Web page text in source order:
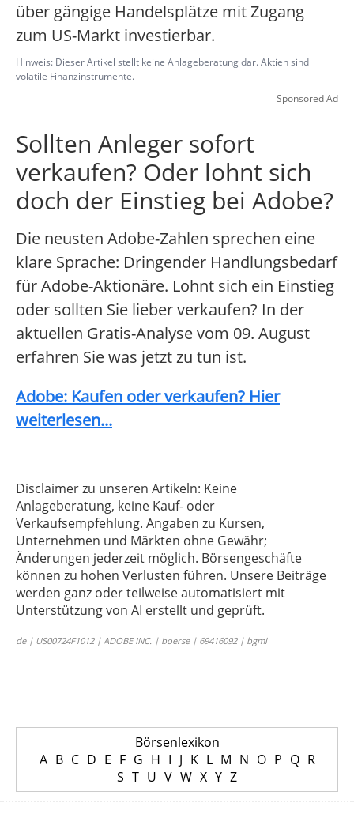
über gängige Handelsplätze mit Zugang
zum US-Markt investierbar.
Hinweis: Dieser Artikel stellt keine Anlageberatung dar. Aktien sind
volatile Finanzinstrumente.
Sponsored Ad
Sollten Anleger sofort
verkaufen? Oder lohnt sich
doch der Einstieg bei Adobe?
Die neusten Adobe-Zahlen sprechen eine
klare Sprache: Dringender Handlungsbedarf
für Adobe-Aktionäre. Lohnt sich ein Einstieg
oder sollten Sie lieber verkaufen? In der
aktuellen Gratis-Analyse vom 09. August
erfahren Sie was jetzt zu tun ist.
Adobe: Kaufen oder verkaufen? Hier
weiterlesen...
Disclaimer zu unseren Artikeln: Keine
Anlageberatung, keine Kauf- oder
Verkaufsempfehlung. Angaben zu Kursen,
Unternehmen und Märkten ohne Gewähr;
Änderungen jederzeit möglich. Börsengeschäfte
können zu hohen Verlusten führen. Unsere Beiträge
werden ganz oder teilweise automatisiert mit
Unterstützung von AI erstellt und geprüft.
de | US00724F1012 | ADOBE INC. | boerse | 69416092 | bgmi
Börsenlexikon
A B C D E F G H I J K L M N O P Q R
S T U V W X Y Z